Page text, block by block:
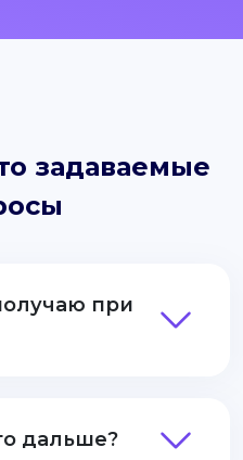
задаваемые
при
дальше?